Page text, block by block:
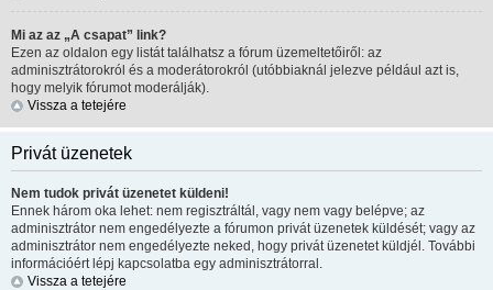
Mi az az „A csapat” link?
Ezen az oldalon egy listát találhatsz a fórum üzemeltetőiről: az
adminisztrátorokról és a moderátorokról (utóbbiaknál jelezve például azt is,
hogy melyik fórumot moderálják).
Vissza a tetejére
Privát üzenetek
Nem tudok privát üzenetet küldeni!
Ennek három oka lehet: nem regisztráltál, vagy nem vagy belépve; az
adminisztrátor nem engedélyezte a fórumon privát üzenetek küldését; vagy az
adminisztrátor nem engedélyezte neked, hogy privát üzenetet küldjél. További
információért lépj kapcsolatba egy adminisztrátorral.
Vissza a tetejére